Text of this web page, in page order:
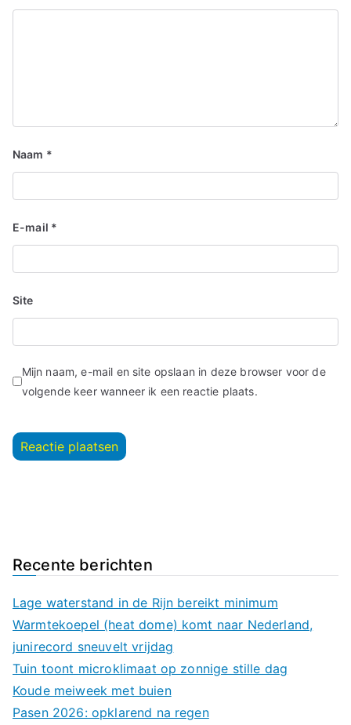
Naam *
E-mail *
Site
Mijn naam, e-mail en site opslaan in deze browser voor de
volgende keer wanneer ik een reactie plaats.
Recente berichten
Lage waterstand in de Rijn bereikt minimum
Warmtekoepel (heat dome) komt naar Nederland,
junirecord sneuvelt vrijdag
Tuin toont microklimaat op zonnige stille dag
Koude meiweek met buien
Pasen 2026: opklarend na regen